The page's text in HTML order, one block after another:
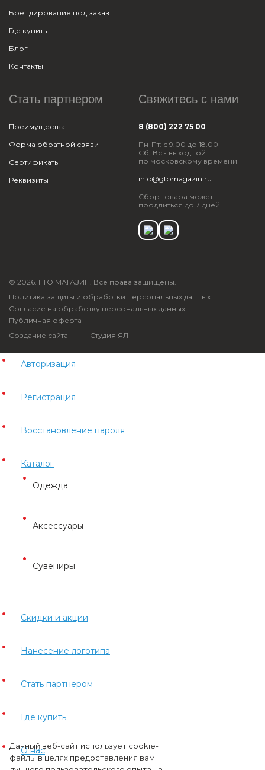
Брендирование под заказ
Где купить
Блог
Контакты
Стать партнером
Преимущества
Форма обратной связи
Сертификаты
Реквизиты
Свяжитесь с нами
8 (800) 222 75 00
Пн-Пт: с 9.00 до 18.00
Сб, Вс - выходной
по московскому времени
info@gtomagazin.ru
Сбор товара может
продлиться до 7 дней
© 2026. ГТО МАГАЗИН. Все права защищены.
Политика защиты и обработки персональных данных
Согласие на обработку персональных данных
Публичная оферта
Создание сайта -
Студия ЯЛ
Авторизация
Регистрация
Восстановление пароля
Каталог
Одежда
Аксессуары
Сувениры
Скидки и акции
Нанесение логотипа
Стать партнером
Где купить
О нас
Данный веб-сайт использует cookie-
файлы в целях предоставления вам